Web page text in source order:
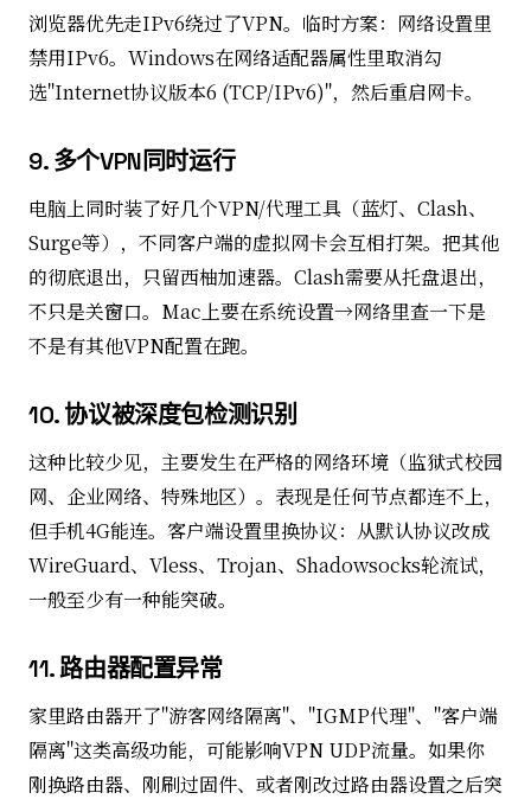
浏览器优先走IPv6绕过了VPN。临时方案：网络设置里
禁用IPv6。Windows在网络适配器属性里取消勾
选"Internet协议版本6 (TCP/IPv6)"，然后重启网卡。
9. 多个VPN同时运行
电脑上同时装了好几个VPN/代理工具（蓝灯、Clash、
Surge等），不同客户端的虚拟网卡会互相打架。把其他
的彻底退出，只留西柚加速器。Clash需要从托盘退出，
不只是关窗口。Mac上要在系统设置→网络里查一下是
不是有其他VPN配置在跑。
10. 协议被深度包检测识别
这种比较少见，主要发生在严格的网络环境（监狱式校园
网、企业网络、特殊地区）。表现是任何节点都连不上，
但手机4G能连。客户端设置里换协议：从默认协议改成
WireGuard、Vless、Trojan、Shadowsocks轮流试，
一般至少有一种能突破。
11. 路由器配置异常
家里路由器开了"游客网络隔离"、"IGMP代理"、"客户端
隔离"这类高级功能，可能影响VPN UDP流量。如果你
刚换路由器、刚刷过固件、或者刚改过路由器设置之后突